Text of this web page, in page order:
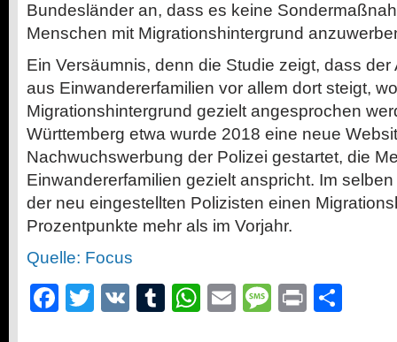
Bundesländer an, dass es keine
Menschen mit Migrationshintergrund
Ein Versäumnis, denn die Studie zeigt, dass
aus Einwandererfamilien vor allem dort steigt,
Migrationshintergrund gezielt angesprochen
Württemberg etwa wurde 2018 eine neue
Nachwuchswerbung der Polizei gestartet, die
Einwandererfamilien gezielt anspricht. Im
der neu eingestellten Polizisten einen
Prozentpunkte mehr als im Vorjahr.
Quelle: Focus
Facebook
Twitter
VK Tumblr
WhatsApp
EmailMessage
Print